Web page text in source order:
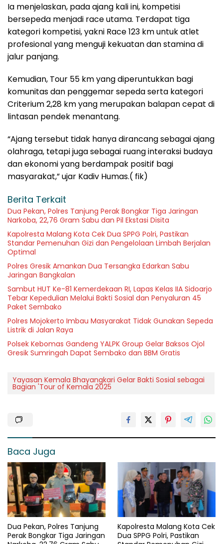
Ia menjelaskan, pada ajang kali ini, kompetisi
bersepeda menjadi race utama. Terdapat tiga
kategori kompetisi, yakni Race 123 km untuk atlet
profesional yang menguji kekuatan dan stamina di
jalur panjang.
Kemudian, Tour 55 km yang diperuntukkan bagi
komunitas dan penggemar sepeda serta kategori
Criterium 2,28 km yang merupakan balapan cepat di
lintasan pendek menantang.
“Ajang tersebut tidak hanya dirancang sebagai ajang
olahraga, tetapi juga sebagai ruang interaksi budaya
dan ekonomi yang berdampak positif bagi
masyarakat,” ujar Kadiv Humas.( fik)
Berita Terkait
Dua Pekan, Polres Tanjung Perak Bongkar Tiga Jaringan
Narkoba, 22,76 Gram Sabu dan Pil Ekstasi Disita
Kapolresta Malang Kota Cek Dua SPPG Polri, Pastikan
Standar Pemenuhan Gizi dan Pengelolaan Limbah Berjalan
Optimal
Polres Gresik Amankan Dua Tersangka Edarkan Sabu
Jaringan Bangkalan
Sambut HUT Ke-81 Kemerdekaan RI, Lapas Kelas IIA Sidoarjo
Tebar Kepedulian Melalui Bakti Sosial dan Penyaluran 45
Paket Sembako
Polres Mojokerto Imbau Masyarakat Tidak Gunakan Sepeda
Listrik di Jalan Raya
Polsek Kebomas Gandeng YALPK Group Gelar Baksos Ojol
Gresik Sumringah Dapat Sembako dan BBM Gratis
Yayasan Kemala Bhayangkari Gelar Bakti Sosial sebagai
Bagian 'Tour of Kemala 2025
Baca Juga
Dua Pekan, Polres Tanjung
Perak Bongkar Tiga Jaringan
Kapolresta Malang Kota Cek
Dua SPPG Polri, Pastikan